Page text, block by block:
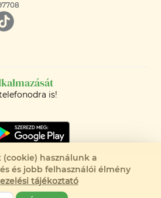
is!
-
használunk a
és jobb felhasználói élmény
tájékoztató